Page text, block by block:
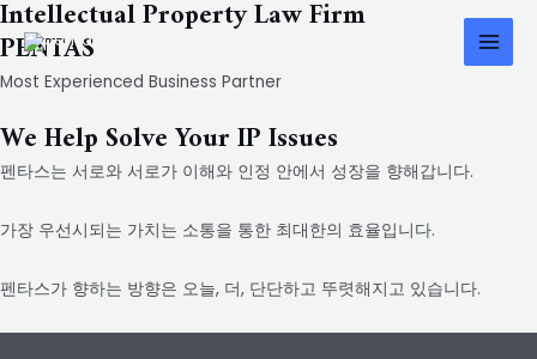
콘
텐
츠
건
너
기
Intellectual Property Law Firm
PENTAS
Most Experienced Business Partner
We Help Solve Your IP Issues
펜타스는 서로와 서로가 이해와 인정 안에서 성장을 향해갑니다.
가장 우선시되는 가치는 소통을 통한 최대한의 효율입니다.
펜타스가 향하는 방향은 오늘, 더, 단단하고 뚜렷해지고 있습니다.